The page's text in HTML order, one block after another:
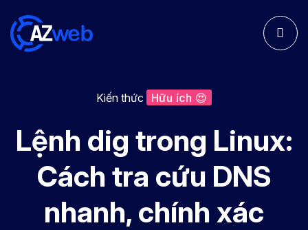
Kiến thức Hữu ích 😍
Lệnh dig trong Linux:
Cách tra cứu DNS
nhanh, chính xác